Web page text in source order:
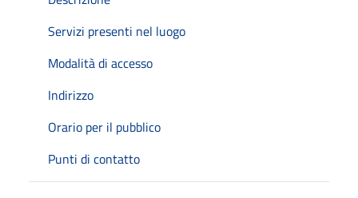
Servizi presenti nel luogo
Modalità di accesso
Indirizzo
Orario per il pubblico
Punti di contatto